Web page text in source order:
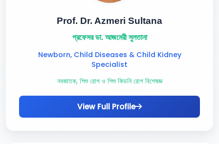
Prof. Dr. Azmeri Sultana
প্রফেসর ডা. আজমেরী সুলতানা
Newborn, Child Diseases & Child Kidney
Specialist
নবজাতক, শিশু রোগ ও শিশু কিডনি রোগ বিশেষজ্ঞ
View Full Profile